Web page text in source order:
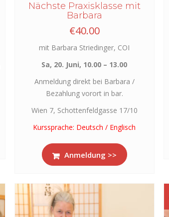
Nächste Praxisklasse mit
Barbara
€40.00
mit Barbara Striedinger, COI
Sa, 20. Juni, 10.00 – 13.00
Anmeldung direkt bei Barbara /
Bezahlung vorort in bar.
Wien 7, Schottenfeldgasse 17/10
Kurssprache: Deutsch / Englisch
Anmeldung >>